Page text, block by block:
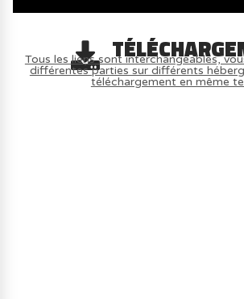
Tous les liens sont interchangeables,
différentes parties sur différents
téléchargement en même